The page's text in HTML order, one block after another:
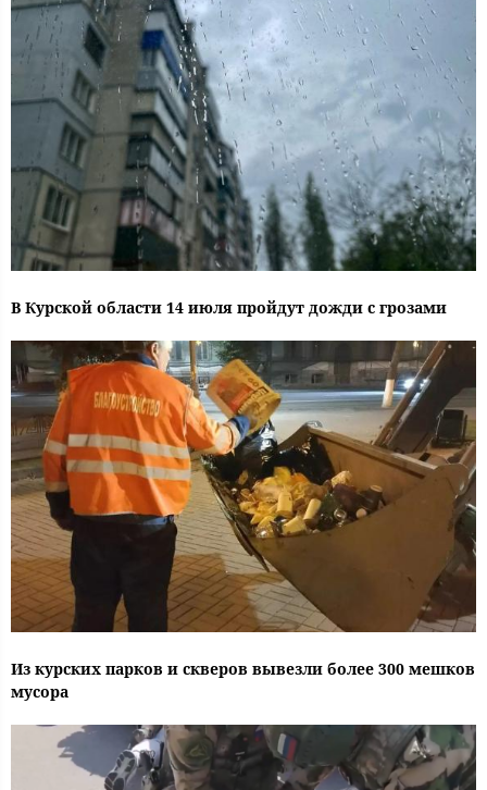
В Курской области 14 июля пройдут дожди с грозами
Из курских парков и скверов вывезли более 300 мешков
мусора